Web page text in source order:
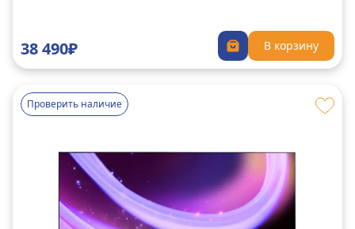
38 490₽ В корзину
Проверить наличие